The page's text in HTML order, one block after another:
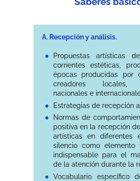
A. Recepción y análisis.
Propuestas artísticas
corrientes estéticas,
épocas producidas por
creadores locales,
nacionales e
Estrategias de recepción
Normas de
positiva en la recepción
artísticas en diferentes
silencio como elemento
indispensable para el
de la atención durante la
Vocabulario específico